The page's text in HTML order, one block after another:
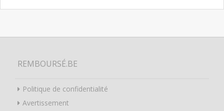
REMBOURSÉ.BE
Politique de confidentialité
Avertissement